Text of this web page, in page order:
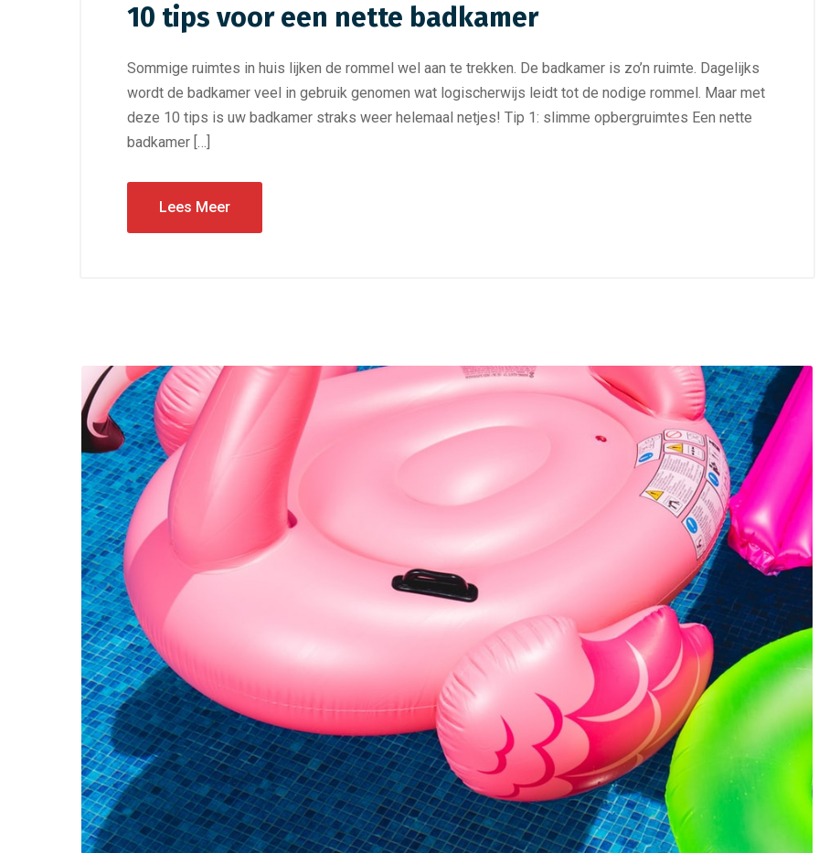
10 tips voor een nette badkamer
Sommige ruimtes in huis lijken de rommel wel aan te trekken. De badkamer is zo’n ruimte. Dagelijks
wordt de badkamer veel in gebruik genomen wat logischerwijs leidt tot de nodige rommel. Maar met
deze 10 tips is uw badkamer straks weer helemaal netjes! Tip 1: slimme opbergruimtes Een nette
badkamer […]
Lees Meer
19 juli 2023/Inspiratie
Tegels en PVC voor het Bohemian
interieur
29 april 2026
Hotel Chique: luxe, elegantie en
tijdloze klasse in je interieur
24 februari 2026/Inspiratie
Visgraat vloer met band en bies